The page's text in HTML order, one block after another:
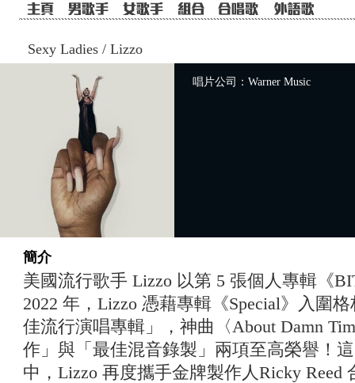
Sexy Ladies / Lizzo
唱片公司：Warner Music
簡介
美國流行歌手 Lizzo 以第 5 張個人專輯《
2022 年，Lizzo 憑藉專輯《Special》入圍
佳流行演唱專輯」，神曲〈About Damn
作」與「最佳混音錄製」兩項至高榮譽！
中，Lizzo 再度攜手金牌製作人Ricky Reed